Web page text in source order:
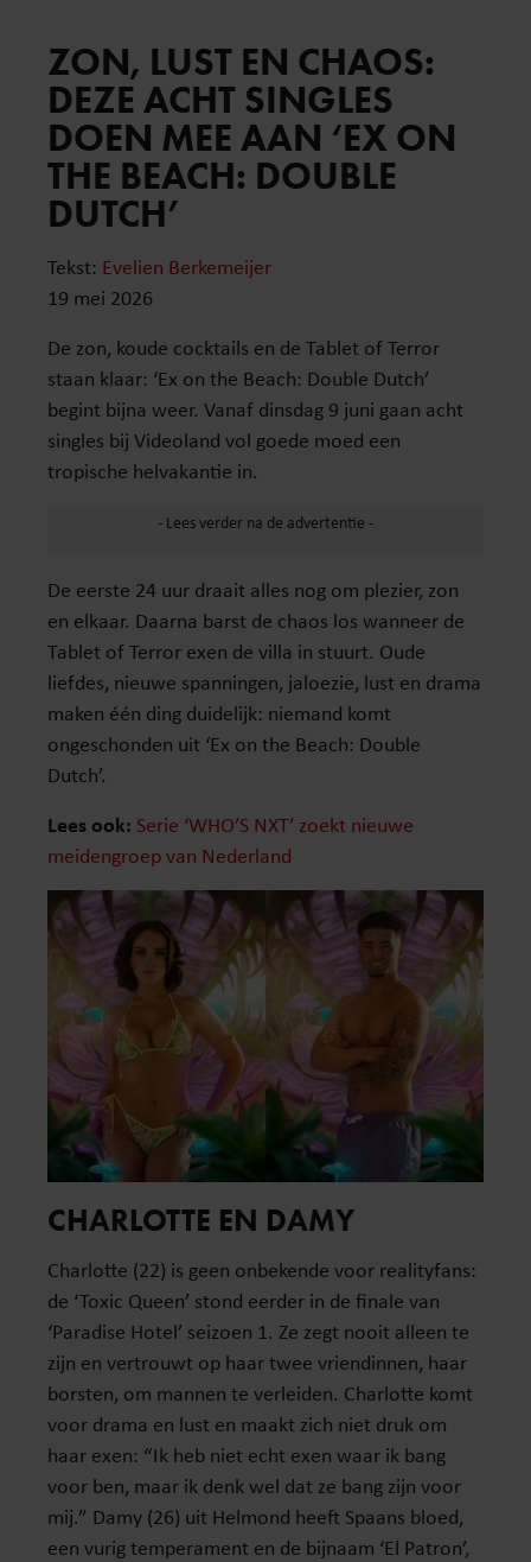
ZON, LUST EN CHAOS:
DEZE ACHT SINGLES
DOEN MEE AAN ‘EX ON
THE BEACH: DOUBLE
DUTCH’
Tekst: Evelien Berkemeijer
19 mei 2026
De zon, koude cocktails en de Tablet of Terror
staan klaar: ‘Ex on the Beach: Double Dutch’
begint bijna weer. Vanaf dinsdag 9 juni gaan acht
singles bij Videoland vol goede moed een
tropische helvakantie in.
De eerste 24 uur draait alles nog om plezier, zon
en elkaar. Daarna barst de chaos los wanneer de
Tablet of Terror exen de villa in stuurt. Oude
liefdes, nieuwe spanningen, jaloezie, lust en drama
maken één ding duidelijk: niemand komt
ongeschonden uit ‘Ex on the Beach: Double
Dutch’.
Lees ook: Serie ‘WHO’S NXT’ zoekt nieuwe
meidengroep van Nederland
CHARLOTTE EN DAMY
Charlotte (22) is geen onbekende voor realityfans:
de ‘Toxic Queen’ stond eerder in de finale van
‘Paradise Hotel’ seizoen 1. Ze zegt nooit alleen te
zijn en vertrouwt op haar twee vriendinnen, haar
borsten, om mannen te verleiden. Charlotte komt
voor drama en lust en maakt zich niet druk om
haar exen: “Ik heb niet echt exen waar ik bang
voor ben, maar ik denk wel dat ze bang zijn voor
mij.” Damy (26) uit Helmond heeft Spaans bloed,
een vurig temperament en de bijnaam ‘El Patron’,